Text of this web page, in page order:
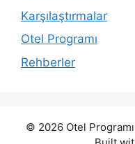
Karşılaştırmalar
Otel Programı
Rehberler
© 2026 Otel Programı